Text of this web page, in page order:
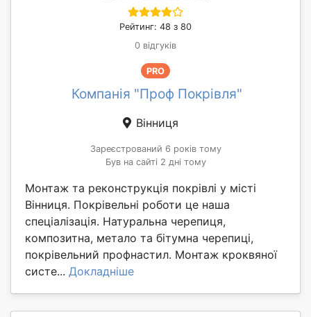
Рейтинг: 48 з 80
0 відгуків
PRO
Компанія "Проф Покрівля"
Вінниця
Зареєстрований 6 років тому
Був на сайті 2 дні тому
Монтаж та реконструкція покрівлі у місті
Вінниця. Покрівельні роботи це наша
спеціалізація. Натуральна черепиця,
композитна, метало та бітумна черепиці,
покрівельний профнастил. Монтаж кроквяної
систе... Докладніше